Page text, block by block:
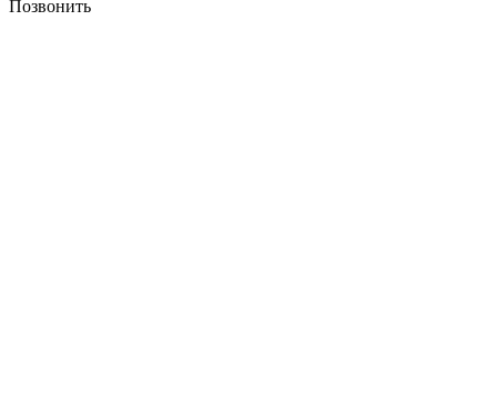
Позвонить